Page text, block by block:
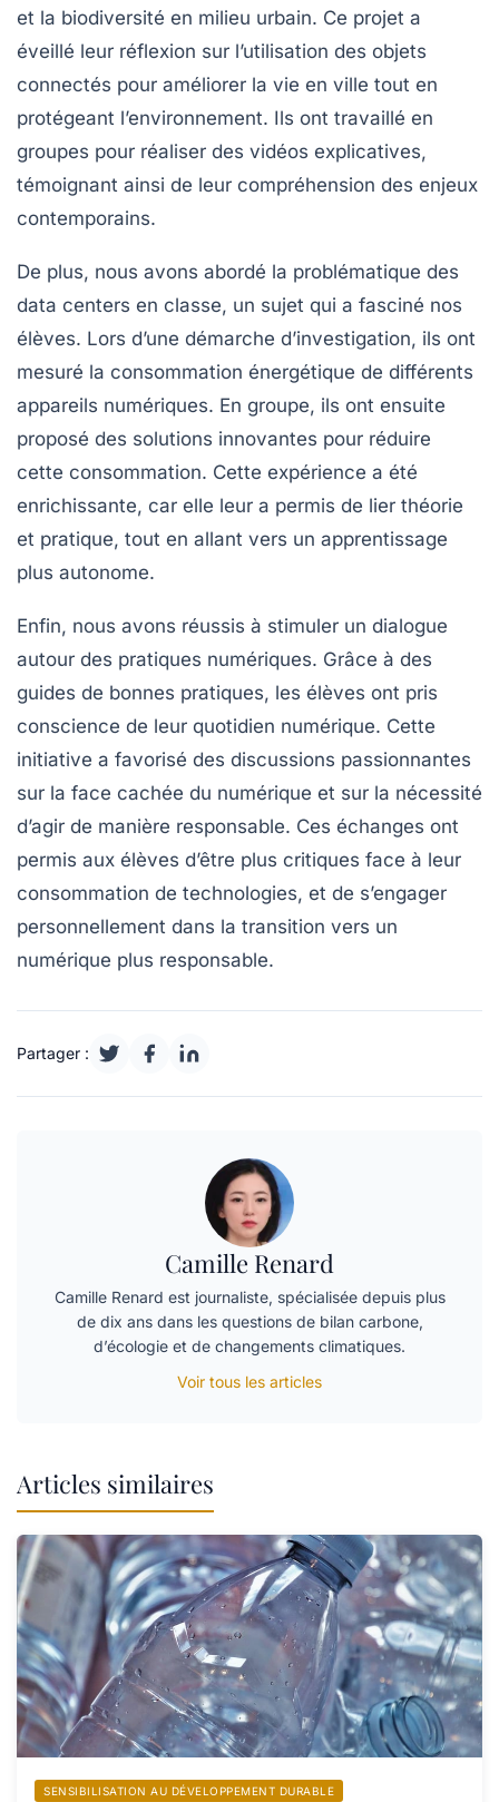
et la biodiversité en milieu urbain. Ce projet a
éveillé leur réflexion sur l’utilisation des objets
connectés pour améliorer la vie en ville tout en
protégeant l’environnement. Ils ont travaillé en
groupes pour réaliser des vidéos explicatives,
témoignant ainsi de leur compréhension des enjeux
contemporains.
De plus, nous avons abordé la problématique des
data centers en classe, un sujet qui a fasciné nos
élèves. Lors d’une démarche d’investigation, ils ont
mesuré la consommation énergétique de différents
appareils numériques. En groupe, ils ont ensuite
proposé des solutions innovantes pour réduire
cette consommation. Cette expérience a été
enrichissante, car elle leur a permis de lier théorie
et pratique, tout en allant vers un apprentissage
plus autonome.
Enfin, nous avons réussis à stimuler un dialogue
autour des pratiques numériques. Grâce à des
guides de bonnes pratiques, les élèves ont pris
conscience de leur quotidien numérique. Cette
initiative a favorisé des discussions passionnantes
sur la face cachée du numérique et sur la nécessité
d’agir de manière responsable. Ces échanges ont
permis aux élèves d’être plus critiques face à leur
consommation de technologies, et de s’engager
personnellement dans la transition vers un
numérique plus responsable.
Partager :
Camille Renard
Camille Renard est journaliste, spécialisée depuis plus
de dix ans dans les questions de bilan carbone,
d’écologie et de changements climatiques.
Voir tous les articles
Articles similaires
SENSIBILISATION AU DÉVELOPPEMENT DURABLE